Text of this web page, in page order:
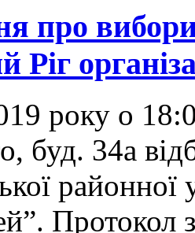
про
Ріг
року о
буд. 34а
Протокол